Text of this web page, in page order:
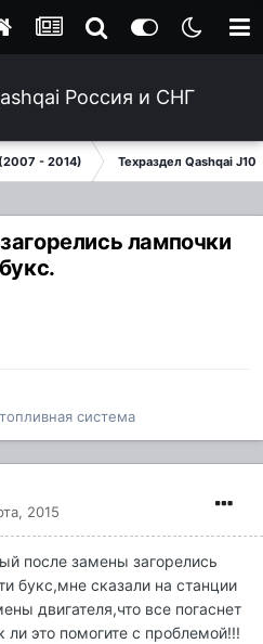
- 2014) Техраздел Qashqai J10
лампочки
система
2015
после замены загорелись
букс,мне сказали на станции
двигателя,что все погаснет
ли это помогите с проблемой!!!